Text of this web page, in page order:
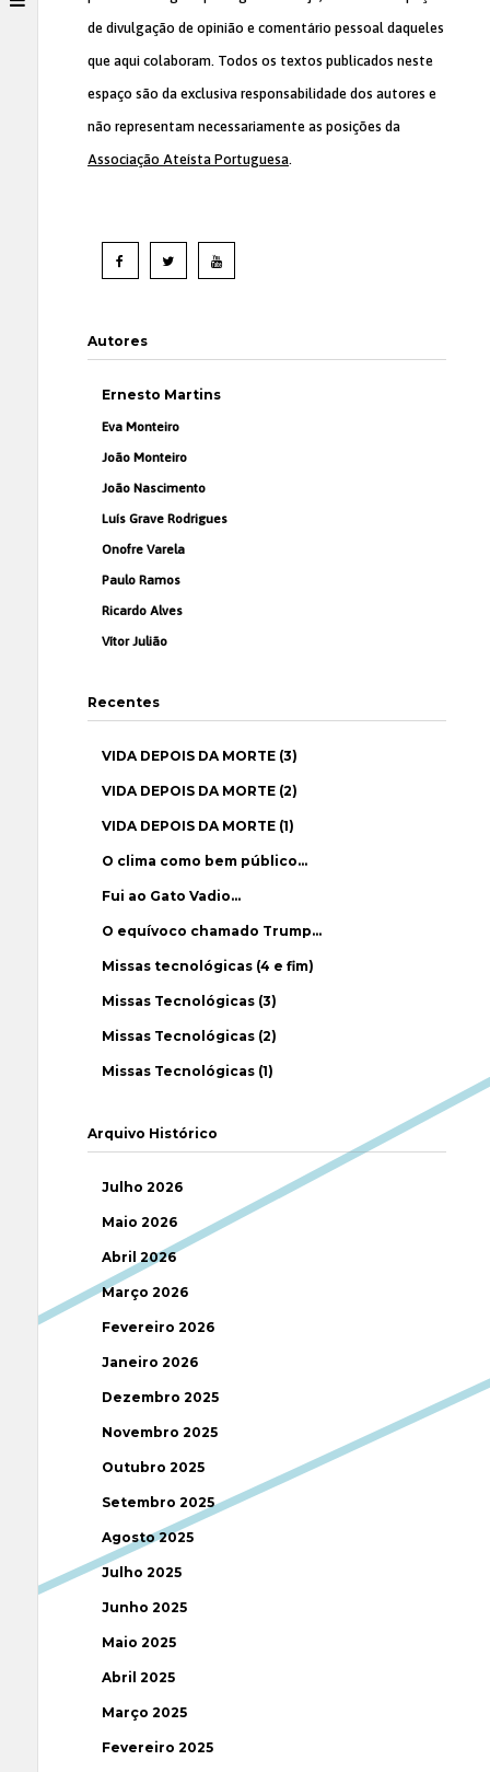
de divulgação de opinião e comentário pessoal daqueles
que aqui colaboram. Todos os textos publicados neste
espaço são da exclusiva responsabilidade dos autores e
não representam necessariamente as posições da
Associação Ateísta Portuguesa.
Autores
Ernesto Martins
Eva Monteiro
João Monteiro
João Nascimento
Luís Grave Rodrigues
Onofre Varela
Paulo Ramos
Ricardo Alves
Vítor Julião
Recentes
VIDA DEPOIS DA MORTE (3)
VIDA DEPOIS DA MORTE (2)
VIDA DEPOIS DA MORTE (1)
O clima como bem público…
Fui ao Gato Vadio…
O equívoco chamado Trump…
Missas tecnológicas (4 e fim)
Missas Tecnológicas (3)
Missas Tecnológicas (2)
Missas Tecnológicas (1)
Arquivo Histórico
Julho 2026
Maio 2026
Abril 2026
Março 2026
Fevereiro 2026
Janeiro 2026
Dezembro 2025
Novembro 2025
Outubro 2025
Setembro 2025
Agosto 2025
Julho 2025
Junho 2025
Maio 2025
Abril 2025
Março 2025
Fevereiro 2025